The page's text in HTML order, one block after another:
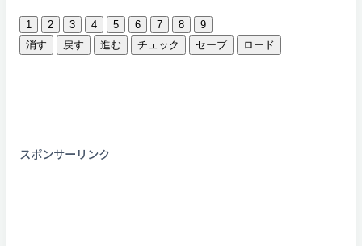
1 2 3 4 5 6 7 8
9
消す
戻す 進む チェック セーブ ロード
スポンサーリンク